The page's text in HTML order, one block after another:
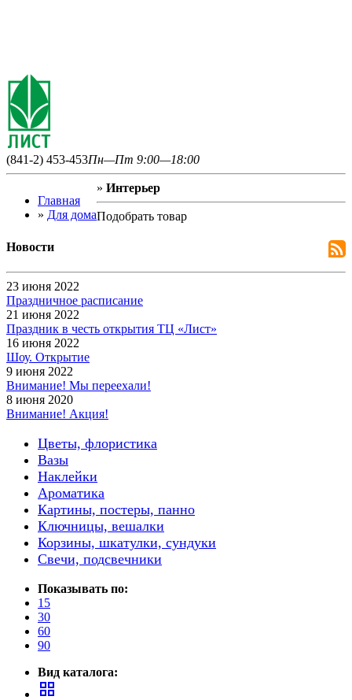
(841-2) 453-453Пн—Пт 9:00—18:00
Главная
» Для дома
» Интерьер
Подобрать товар
Новости
23 июня 2022
Праздничное расписание
21 июня 2022
Праздник в честь открытия ТЦ «Лист»
16 июня 2022
Шоу. Открытие
9 июня 2022
Внимание! Мы переехали!
8 июня 2020
Внимание! Акция!
Цветы, флористика
Вазы
Наклейки
Ароматика
Картины, постеры, панно
Ключницы, вешалки
Корзины, шкатулки, сундуки
Свечи, подсвечники
Показывать по:
15
30
60
90
Вид каталога:
grid_view